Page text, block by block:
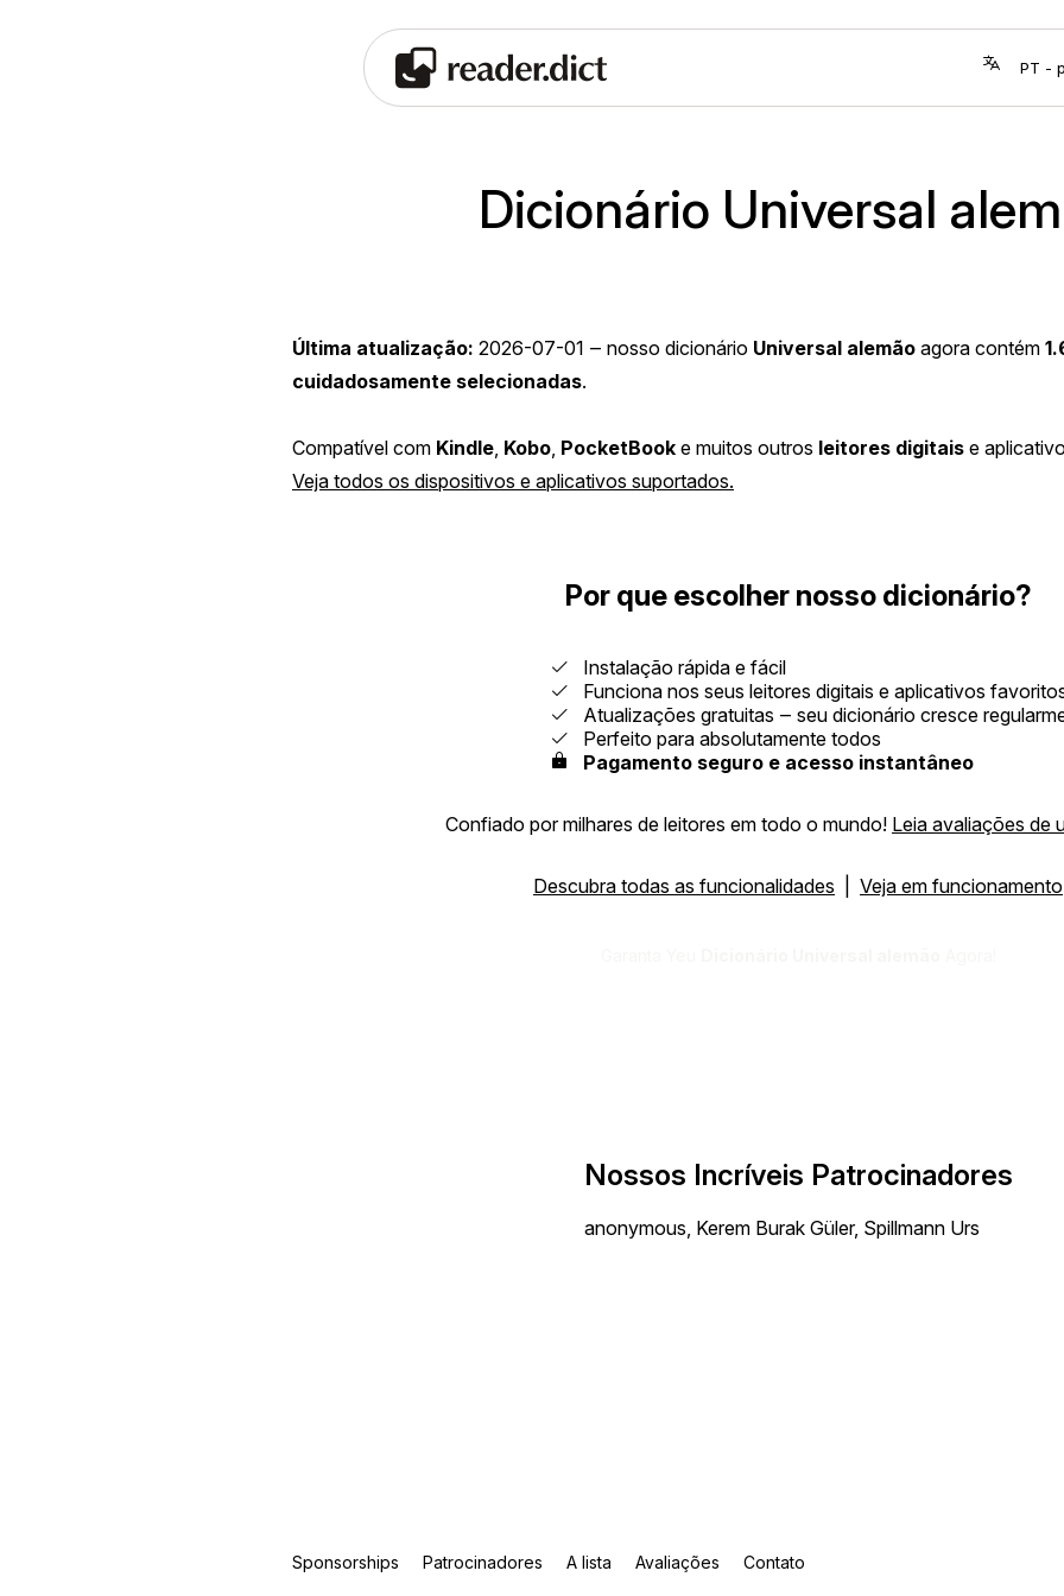
Dicionário Universal
Última atualização: 2026-07-01 ‒ nosso dicionário Universal alemão agora contém
cuidadosamente selecionadas.
Compatível com Kindle Kobo PocketBook e muitos outros leitores digitais e
Veja todos os dispositivos e aplicativos suportados.
Por que escolher nosso dicionário?
Instalação rápida e fácil
Funciona nos seus leitores digitais e aplicativos
Atualizações gratuitas ‒ seu dicionário cresce
Perfeito para absolutamente todos
Pagamento seguro e acesso instantâneo
Confiado por milhares de leitores em todo o mundo! Leia avaliações de
Descubra todas as funcionalidades Veja em funcionamento
Nossos Incríveis Patrocinadores
anonymous, Kerem Burak Güler, Spillmann Urs
Sponsorships Patrocinadores A lista Avaliações Contato